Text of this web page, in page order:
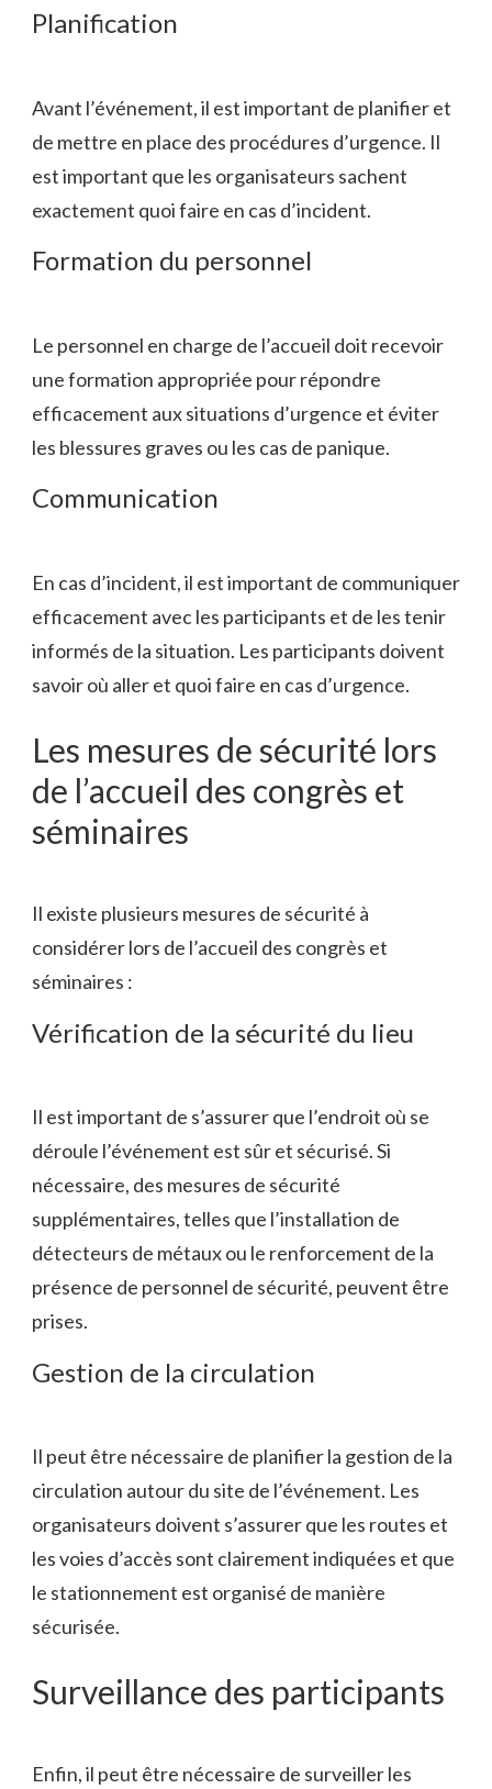
Planification
Avant l’événement, il est important de planifier et
de mettre en place des procédures d’urgence. Il
est important que les organisateurs sachent
exactement quoi faire en cas d’incident.
Formation du personnel
Le personnel en charge de l’accueil doit recevoir
une formation appropriée pour répondre
efficacement aux situations d’urgence et éviter
les blessures graves ou les cas de panique.
Communication
En cas d’incident, il est important de communiquer
efficacement avec les participants et de les tenir
informés de la situation. Les participants doivent
savoir où aller et quoi faire en cas d’urgence.
Les mesures de sécurité lors
de l’accueil des congrès et
séminaires
Il existe plusieurs mesures de sécurité à
considérer lors de l’accueil des congrès et
séminaires :
Vérification de la sécurité du lieu
Il est important de s’assurer que l’endroit où se
déroule l’événement est sûr et sécurisé. Si
nécessaire, des mesures de sécurité
supplémentaires, telles que l’installation de
détecteurs de métaux ou le renforcement de la
présence de personnel de sécurité, peuvent être
prises.
Gestion de la circulation
Il peut être nécessaire de planifier la gestion de la
circulation autour du site de l’événement. Les
organisateurs doivent s’assurer que les routes et
les voies d’accès sont clairement indiquées et que
le stationnement est organisé de manière
sécurisée.
Surveillance des participants
Enfin, il peut être nécessaire de surveiller les